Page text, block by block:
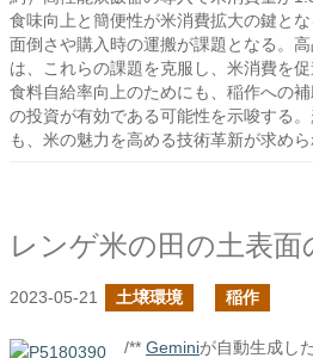
食味向上と簡便性が米消費拡大の鍵と
面倒さや購入時の運搬が課題となる。
は、これらの課題を克服し、米消費を促
食料自給率向上のためにも、稲作への
の投資が有効である可能性を示唆する
も、米の魅力を高める技術革新が求めら
2023-05-21 土壌環境 稲作
/** Geminiが自動生成し